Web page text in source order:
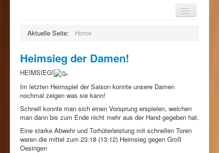
Training
Kontakt
Förderkreis
Sponsoren
Aktuelle Seite: Home
Heimsieg der Damen!
HEIMSIEG!
Im letzten Heimspiel der Saison konnte unsere Damen
nochmal zeigen was sie kann!
Schnell konnte man sich einen Vorsprung erspielen, welchen
man dann bis zum Ende nicht mehr aus der Hand gegeben hat.
Eine starke Abwehr und Torhüterleistung mit schnellen Toren
waren die mittel zum 23:18 (13:12) Heimsieg gegen Groß
Oesingen